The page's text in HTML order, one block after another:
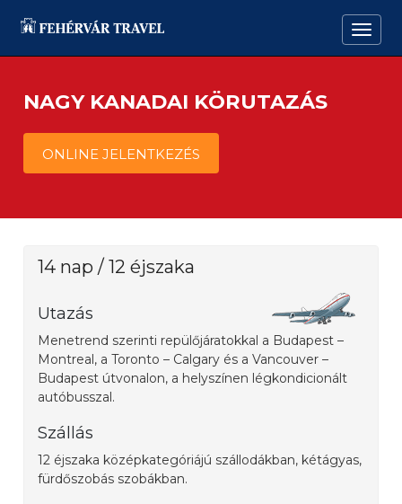
NAGY KANADAI KÖRUTAZÁS
ONLINE JELENTKEZÉS
14 nap / 12 éjszaka
Utazás
Menetrend szerinti repülőjáratokkal a Budapest –
Montreal, a Toronto – Calgary és a Vancouver –
Budapest útvonalon, a helyszínen légkondicionált
autóbusszal.
Szállás
12 éjszaka középkategóriájú szállodákban, kétágyas,
fürdőszobás szobákban.